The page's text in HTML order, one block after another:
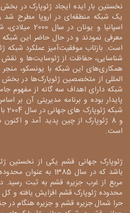
نخستین بار ایده ایجاد ژئوپارک در
یک شبکه منطقه‌ای در اروپا مطرح شد و
اسپانیا و
است. بازتاب موفقیت‌آمیز عملکرد شبکه
شناسایی، حفاظت از ژئوسایت‌ها و
همکاری‌های این شبکه با یونسکو،
المللی از متخصصین ژئوپارک‌ها در
شبکه دارای اهداف سه گانه از مفهوم
پایدار بوده و برنامه مدیریتی آن بر
است.
ژئوپارک جهانی قشم یکی از نخستین
محدوده ژئوپارک قشم افزایش یافته و
حرا شمال جزیره قشم و جزیره هنگام در